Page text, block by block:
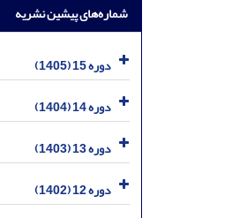
شماره‌های پیشین نشریه
دوره 15 (1405)
دوره 14 (1404)
دوره 13 (1403)
دوره 12 (1402)